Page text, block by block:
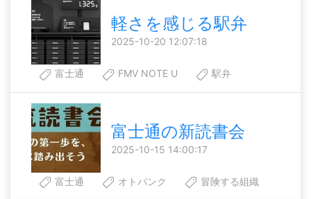
軽さを感じる駅弁
2025-10-20 12:07:18
富士通 FMV NOTE U 駅弁
富士通の新読書会
2025-10-15 14:00:17
富士通 オトバンク 冒険する組織